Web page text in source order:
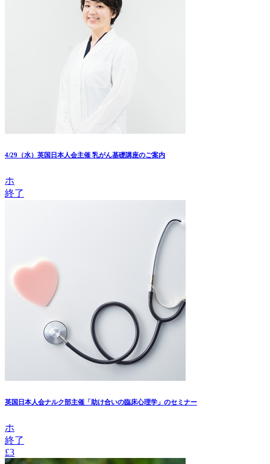
4/29（水）英国日本人会主催 乳がん基礎講座のご案内
ホ
終了
英国日本人会ナルク部主催「助け合いの臨床心理学」のセミナー
ホ
終了
£3